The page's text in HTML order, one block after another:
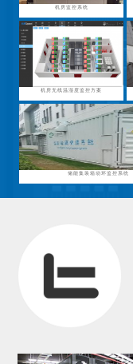
机房监控系统
机房无线温湿度监控方案
储能集装箱动环监控系统